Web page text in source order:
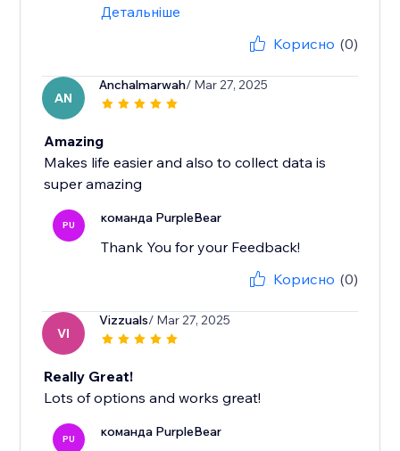
Детальніше
Корисно (0)
AN
Anchalmarwah/ Mar 27, 2025
Amazing
Makes life easier and also to collect data is
super amazing
PU команда PurpleBear
Thank You for your Feedback!
Корисно (0)
VI
Vizzuals/ Mar 27, 2025
Really Great!
Lots of options and works great!
PU команда PurpleBear